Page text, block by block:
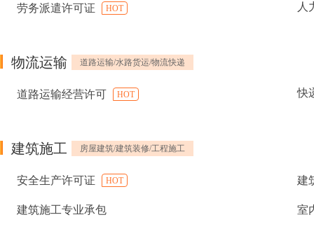
劳务派遣许可证 HOT 人
物流运输 道路运输/水路货运/物流快递
道路运输经营许可 HOT 快
建筑施工 房屋建筑/建筑装修/工程施工
安全生产许可证 HOT 建
建筑施工专业承包 室